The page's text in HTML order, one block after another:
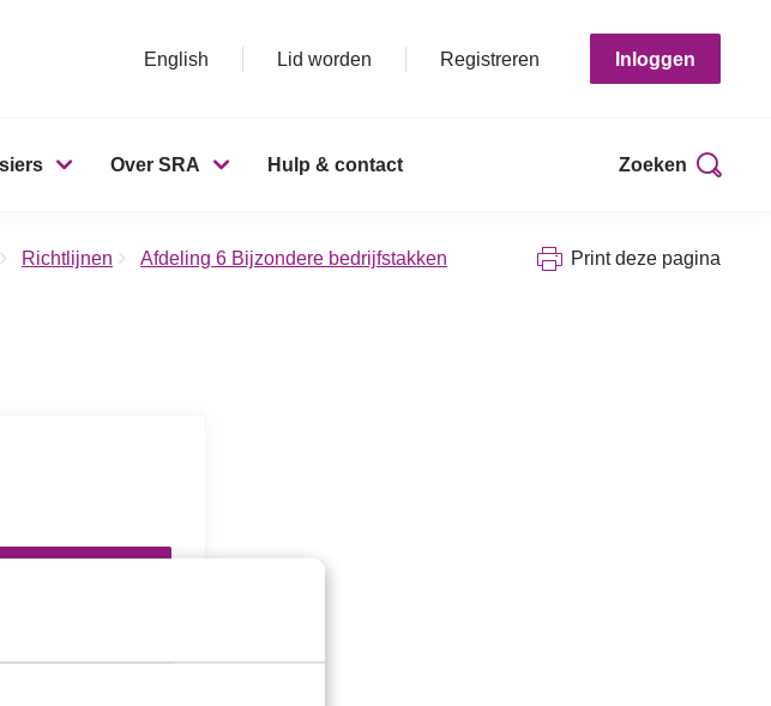
English Lid worden Registreren Inloggen
Over SRA Hulp & contact Zoeken
Richtlijnen
Afdeling 6 Bijzondere bedrijfstakken
Print deze pagina
is.